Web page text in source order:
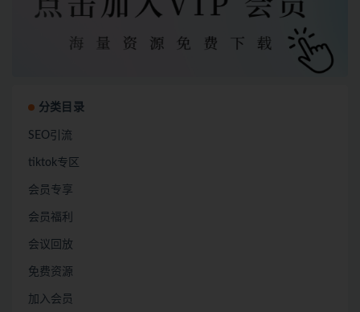
分类目录
SEO引流
tiktok专区
会员专享
会员福利
会议回放
免费资源
加入会员